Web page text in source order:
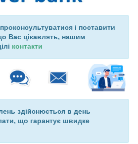
і поставити
Вас цікавлять, нашим
контакти
здійснюється в день
що гарантує швидке